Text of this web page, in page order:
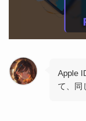
Apple
て、同